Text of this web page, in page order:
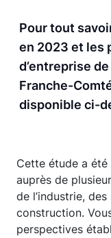
Pour tout
en 2023 et les
d’entreprise
Franche-
disponible ci-
Cette étude a été
auprès de
de l’industrie,
construction.
perspectives